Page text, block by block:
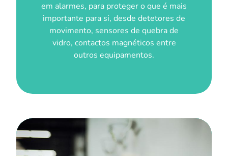
em alarmes, para proteger o que é mais
importante para si, desde detetores de
movimento, sensores de quebra de
vidro, contactos magnéticos entre
outros equipamentos.